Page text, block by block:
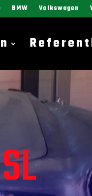
BMW Volkswagen